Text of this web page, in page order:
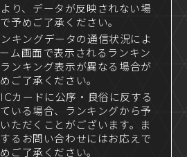
り、データが反映されない場
予めご了承ください。
キングデータの通信状況によ
ム画面で表示されるランキン
ンキング表示が異なる場合が
ご了承ください。
カードに公序・良俗に反する
いる場合、ランキングから予
ただくことがございます。ま
るお問い合わせにはお応えで
ご了承ください。